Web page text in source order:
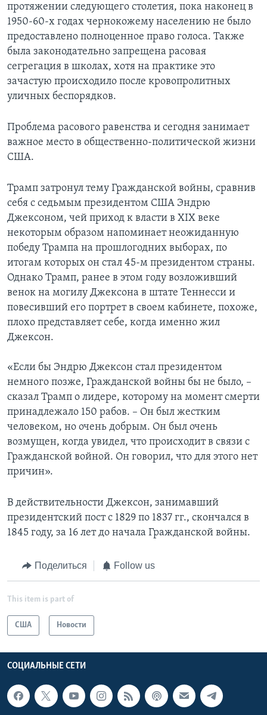
протяжении следующего столетия, пока наконец в
1950-60-х годах чернокожему населению не было
предоставлено полноценное право голоса. Также
была законодательно запрещена расовая
сегрегация в школах, хотя на практике это
зачастую происходило после кровопролитных
уличных беспорядков.
Проблема расового равенства и сегодня занимает
важное место в общественно-политической жизни
США.
Трамп затронул тему Гражданской войны, сравнив
себя с седьмым президентом США Эндрю
Джексоном, чей приход к власти в XIX веке
некоторым образом напоминает неожиданную
победу Трампа на прошлогодних выборах, по
итогам которых он стал 45-м президентом страны.
Однако Трамп, ранее в этом году возложивший
венок на могилу Джексона в штате Теннесси и
повесивший его портрет в своем кабинете, похоже,
плохо представляет себе, когда именно жил
Джексон.
«Если бы Эндрю Джексон стал президентом
немного позже, Гражданской войны бы не было, –
сказал Трамп о лидере, которому на момент смерти
принадлежало 150 рабов. – Он был жестким
человеком, но очень добрым. Он был очень
возмущен, когда увидел, что происходит в связи с
Гражданской войной. Он говорил, что для этого нет
причин».
В действительности Джексон, занимавший
президентский пост с 1829 по 1837 гг., скончался в
1845 году, за 16 лет до начала Гражданской войны.
Поделиться Follow us
This item is part of
США Новости
СОЦИАЛЬНЫЕ СЕТИ